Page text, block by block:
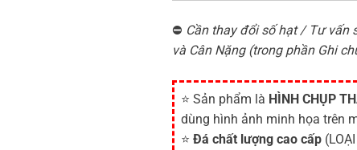
⛔ Cần thay đổi số hạt / Tư vấn
và Cân Nặng (trong phần Ghi
⭐ Sản phẩm là HÌNH CHỤP
dùng hình ảnh minh họa trên
⭐ Đá chất lượng cao cấp